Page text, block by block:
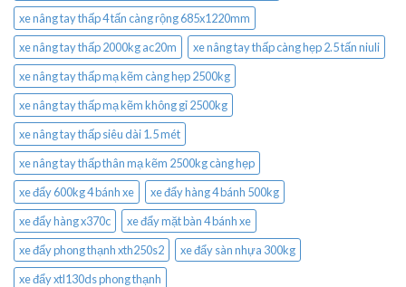
xe nâng tay thấp 4 tấn càng rộng 685x1220mm
xe nâng tay thấp 2000kg ac20m
xe nâng tay thấp càng hẹp 2.5 tấn niuli
xe nâng tay thấp mạ kẽm càng hẹp 2500kg
xe nâng tay thấp mạ kẽm không gỉ 2500kg
xe nâng tay thấp siêu dài 1.5 mét
xe nâng tay thấp thân mạ kẽm 2500kg càng hẹp
xe đẩy 600kg 4 bánh xe
xe đẩy hàng 4 bánh 500kg
xe đẩy hàng x370c
xe đẩy mặt bàn 4 bánh xe
xe đẩy phong thạnh xth250s2
xe đẩy sàn nhựa 300kg
xe đẩy xtl130ds phong thạnh